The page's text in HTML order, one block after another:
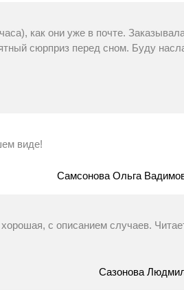
как они уже в почте.
сюрприз перед сном. Буду
виде!
Самсонова Ольга
с описанием случаев.
Сазонова